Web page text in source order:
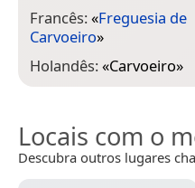
Francês:«Freguesia de
Carvoeiro»
Holandês:«Carvoeiro»
Locais com o
Descubra outros lugares